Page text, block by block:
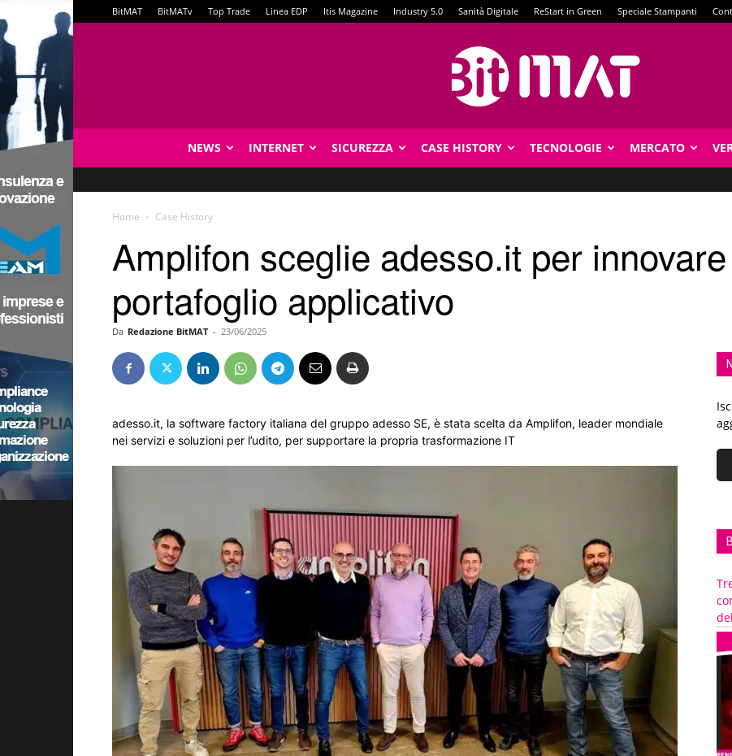
BitMAT BitMATv Top Trade Linea EDP Itis Magazine Industry 5.0 Sanità Digitale ReStart in Green Speciale Stampanti
NEWS INTERNET SICUREZZA CASE HISTORY TECNOLOGIE MERCATO
Home Case History
Amplifon sceglie adesso.it per
portafoglio applicativo
Da Redazione BitMAT - 23/06/2025
adesso.it, la software factory italiana del gruppo adesso SE, è stata scelta da Amplifon, leader mondiale
nei servizi e soluzioni per l’udito, per supportare la propria trasformazione IT